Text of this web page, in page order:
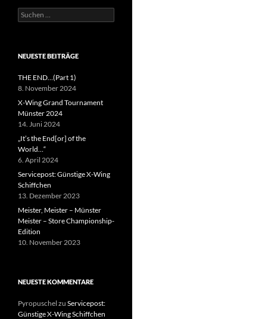
Suchen
nach:
NEUESTE BEITRÄGE
THE END…(Part 1)
8. November 2024
X-Wing Grand Tournament
Münster 2024
14. Juni 2024
„It’s the End[or] of the
World…“
6. April 2024
Servicepost: Günstige X-Wing
Schiffchen
13. Dezember 2023
Meister, Meister – Münster
Meister – Store Championship-
Edition
10. November 2023
NEUESTE KOMMENTARE
Pyropuschel zu Servicepost:
Günstige X-Wing Schiffchen